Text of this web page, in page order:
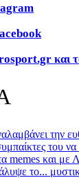
την
του
memes και
το...